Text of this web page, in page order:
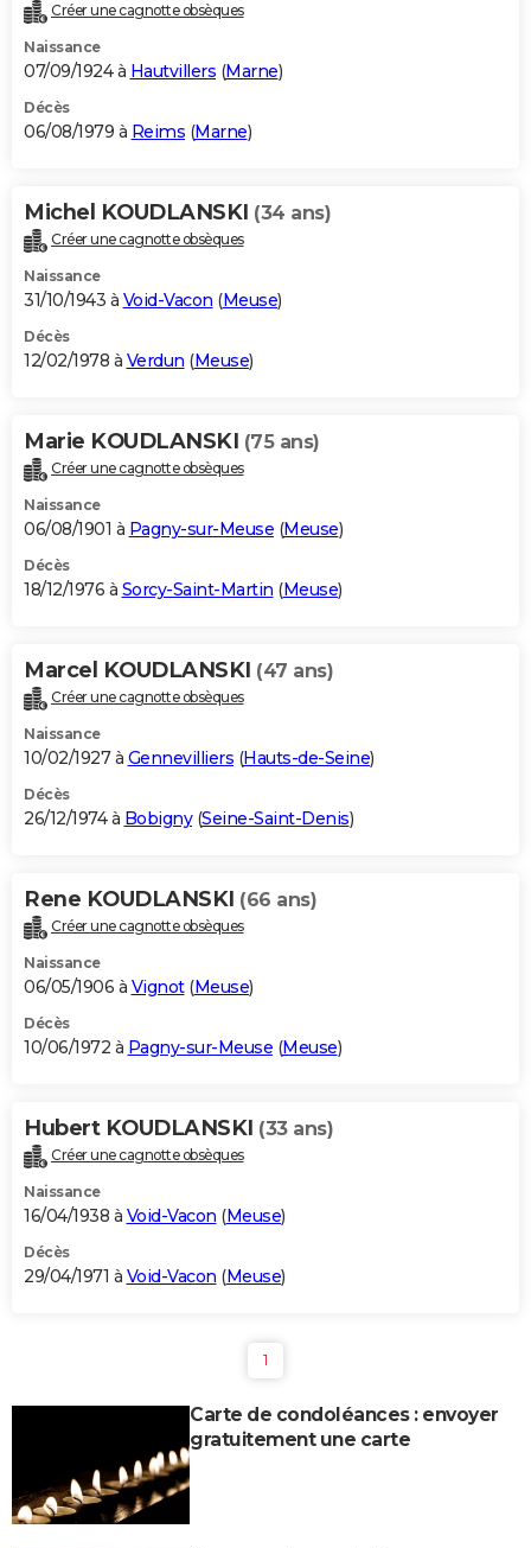
Créer une cagnotte obsèques
Naissance
07/09/1924 à Hautvillers (Marne)
Décès
06/08/1979 à Reims (Marne)
Michel KOUDLANSKI (34 ans)
Créer une cagnotte obsèques
Naissance
31/10/1943 à Void-Vacon (Meuse)
Décès
12/02/1978 à Verdun (Meuse)
Marie KOUDLANSKI (75 ans)
Créer une cagnotte obsèques
Naissance
06/08/1901 à Pagny-sur-Meuse (Meuse)
Décès
18/12/1976 à Sorcy-Saint-Martin (Meuse)
Marcel KOUDLANSKI (47 ans)
Créer une cagnotte obsèques
Naissance
10/02/1927 à Gennevilliers (Hauts-de-Seine)
Décès
26/12/1974 à Bobigny(Seine-Saint-Denis)
Rene KOUDLANSKI (66 ans)
Créer une cagnotte obsèques
Naissance
06/05/1906 à Vignot(Meuse)
Décès
10/06/1972 à Pagny-sur-Meuse (Meuse)
Hubert KOUDLANSKI (33 ans)
Créer une cagnotte obsèques
Naissance
16/04/1938 à Void-Vacon (Meuse)
Décès
29/04/1971 à Void-Vacon (Meuse)
1
Carte de condoléances : envoyer
gratuitement une carte